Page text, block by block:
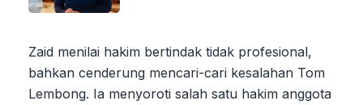
Zaid menilai hakim bertindak tidak profesional,
bahkan cenderung mencari-cari kesalahan Tom
Lembong. Ia menyoroti salah satu hakim anggota